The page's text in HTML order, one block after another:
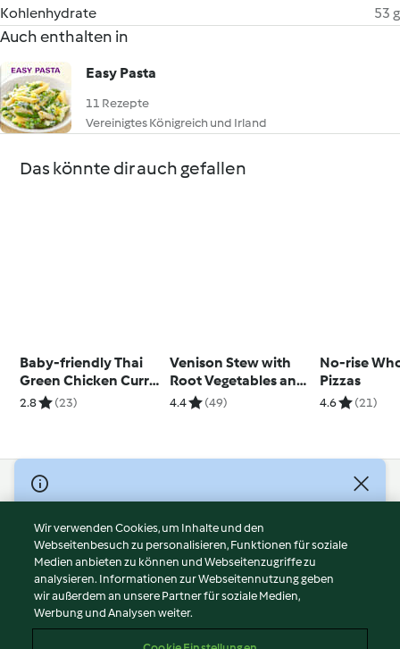
Kohlenhydrate
53 g
Auch enthalten in
Easy Pasta
11 Rezepte
Vereinigtes Königreich und Irland
Das könnte dir auch gefallen
Baby-friendly Thai
Green Chicken Curry
with Jasmine Rice
2.8 (23)
Venison Stew with
Root Vegetables and
Prunes
4.4 (49)
No-rise
Pizzas
4.6 (21)
© Copyright 2026
Nutzungsbedingungen
Datenschutzrichtlinien
Disclaimer
Impressum
Cookies
Wir verwenden Cookies, um Inhalte und den
Webseitenbesuch zu personalisieren, Funktionen für soziale
Medien anbieten zu können und Webseitenzugriffe zu
analysieren. Informationen zur Webseitennutzung geben
wir außerdem an unsere Partner für soziale Medien,
Werbung und Analysen weiter.